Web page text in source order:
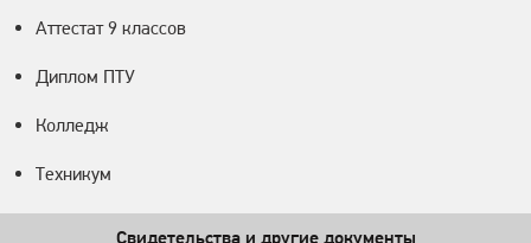
Аттестат 9 классов
Диплом ПТУ
Колледж
Техникум
Свидетельства и другие документы